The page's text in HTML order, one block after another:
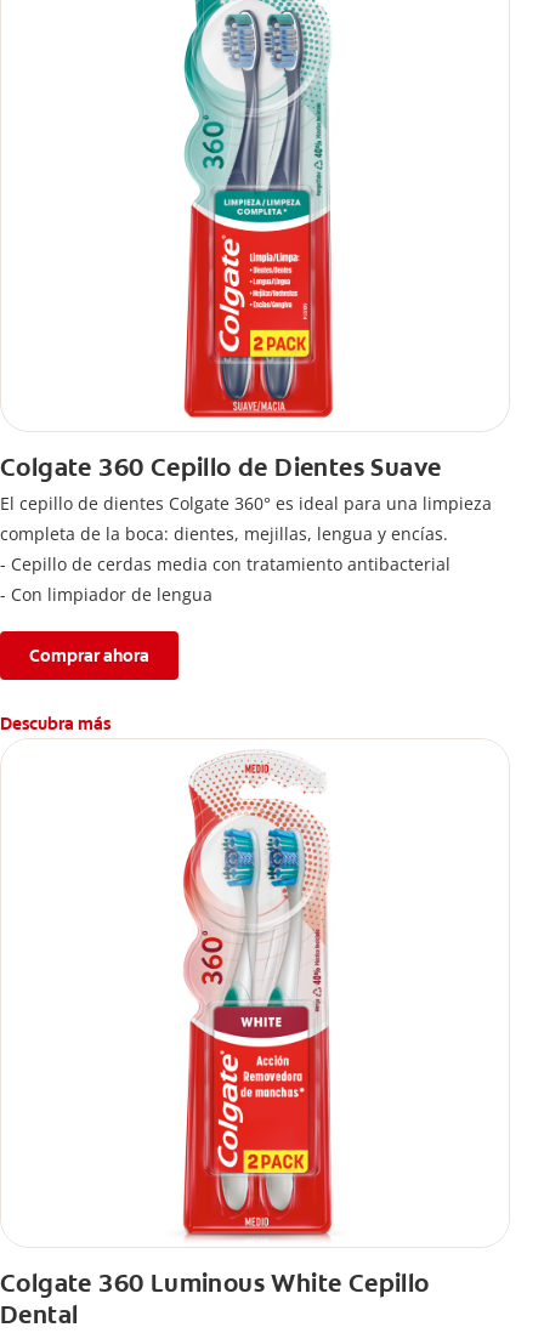
Colgate 360 Cepillo de Dientes Suave
El cepillo de dientes Colgate 360° es ideal para una limpieza
completa de la boca: dientes, mejillas, lengua y encías.
- Cepillo de cerdas media con tratamiento antibacterial
- Con limpiador de lengua
Comprar ahora
Descubra más
Colgate 360 Luminous White Cepillo
Dental